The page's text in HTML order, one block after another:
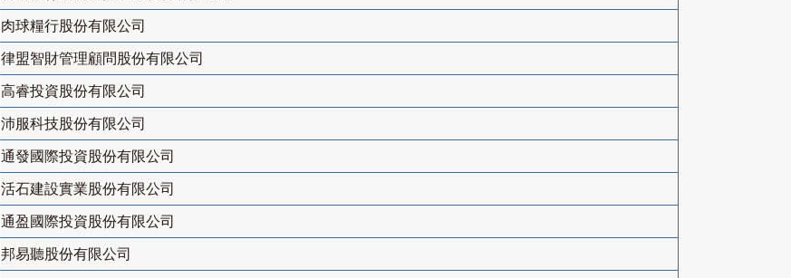
肉球糧行股份有限公司
律盟智財管理顧問股份有限公司
高睿投資股份有限公司
沛服科技股份有限公司
通發國際投資股份有限公司
活石建設實業股份有限公司
通盈國際投資股份有限公司
邦易聽股份有限公司